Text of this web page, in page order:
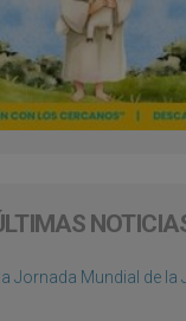
Jornada Mundial de la